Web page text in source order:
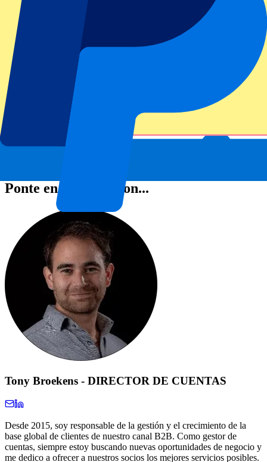
Ponte en contacto con...
Tony Broekens - DIRECTOR DE CUENTAS
Desde 2015, soy responsable de la gestión y el crecimiento de la
base global de clientes de nuestro canal B2B. Como gestor de
cuentas, siempre estoy buscando nuevas oportunidades de negocio y
me dedico a ofrecer a nuestros socios los mejores servicios posibles.